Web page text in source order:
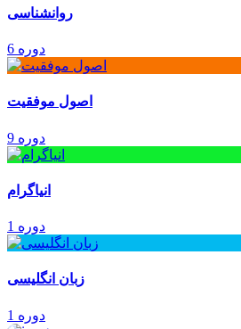
روانشناسی
6 دوره
اصول موفقیت
9 دوره
انیاگرام
1 دوره
زبان انگلیسی
1 دوره